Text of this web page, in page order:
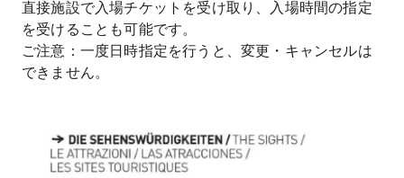
直接施設で入場チケットを受け取り、入場時間の指定
を受けることも可能です。
ご注意：一度日時指定を行うと、変更・キャンセルは
できません。